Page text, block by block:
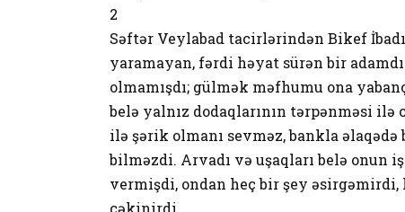
2
Səftər Veylabad tacirlərindən Bikef
yaramayan, fərdi həyat sürən bir
olmamışdı; gülmək məfhumu ona
belə yalnız dodaqlarının tərpənməsi
ilə şərik olmanı sevməz, bankla
bilməzdi. Arvadı və uşaqları belə
vermişdi, ondan heç bir şey
çəkinirdi.